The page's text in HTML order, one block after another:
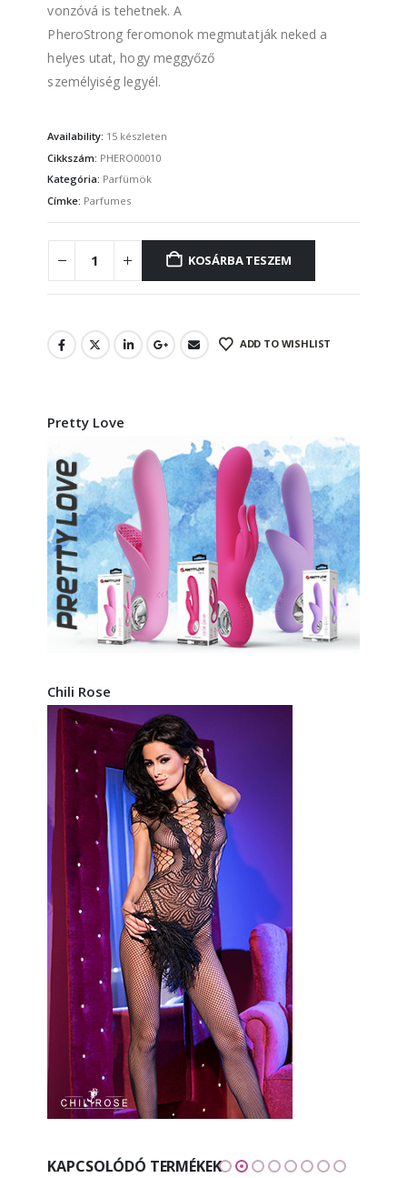
vonzóvá is tehetnek. A
PheroStrong feromonok megmutatják neked a
helyes utat, hogy meggyőző
személyiség legyél.
Availability: 15 készleten
Cikkszám: PHERO00010
Kategória: Parfümök
Címke: Parfumes
KOSÁRBA TESZEM
ADD TO WISHLIST
Pretty Love
Chili Rose
KAPCSOLÓDÓ TERMÉKEK